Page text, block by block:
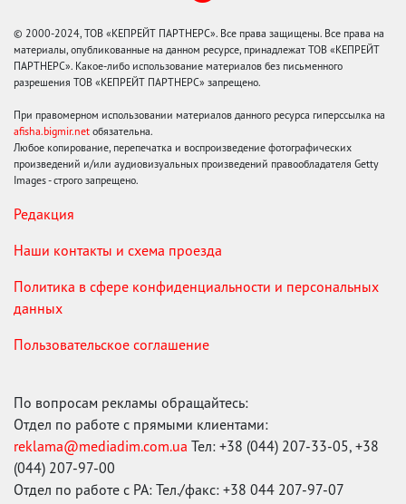
© 2000-2024, ТОВ «КЕПРЕЙТ ПАРТНЕРС». Все права защищены. Все права на
материалы, опубликованные на данном ресурсе, принадлежат ТОВ «КЕПРЕЙТ
ПАРТНЕРС». Какое-либо использование материалов без письменного
разрешения ТОВ «КЕПРЕЙТ ПАРТНЕРС» запрещено.
При правомерном использовании материалов данного ресурса гиперссылка на
afisha.bigmir.net обязательна.
Любое копирование, перепечатка и воспроизведение фотографических
произведений и/или аудиовизуальных произведений правообладателя Getty
Images - строго запрещено.
Редакция
Наши контакты и схема проезда
Политика в сфере конфиденциальности и персональных
данных
Пользовательское соглашение
По вопросам рекламы обращайтесь:
Отдел по работе с прямыми клиентами:
reklama@mediadim.com.ua Тел: +38 (044) 207-33-05, +38
(044) 207-97-00
Отдел по работе с РА: Тел./факс: +38 044 207-97-07